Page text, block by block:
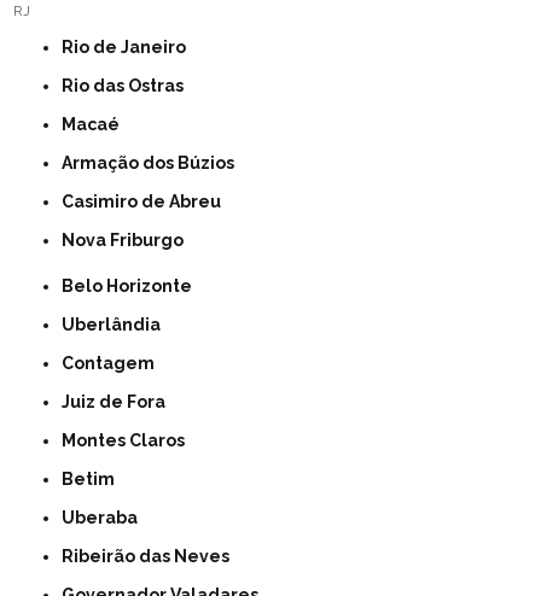
RJ
Rio de Janeiro
Rio das Ostras
Macaé
Armação dos Búzios
Casimiro de Abreu
Nova Friburgo
Belo Horizonte
Uberlândia
Contagem
Juiz de Fora
Montes Claros
Betim
Uberaba
Ribeirão das Neves